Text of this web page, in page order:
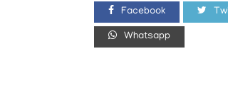
Facebook
Whatsapp